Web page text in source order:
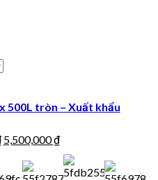
500L tròn – Xuất khẩu
5,500,000₫